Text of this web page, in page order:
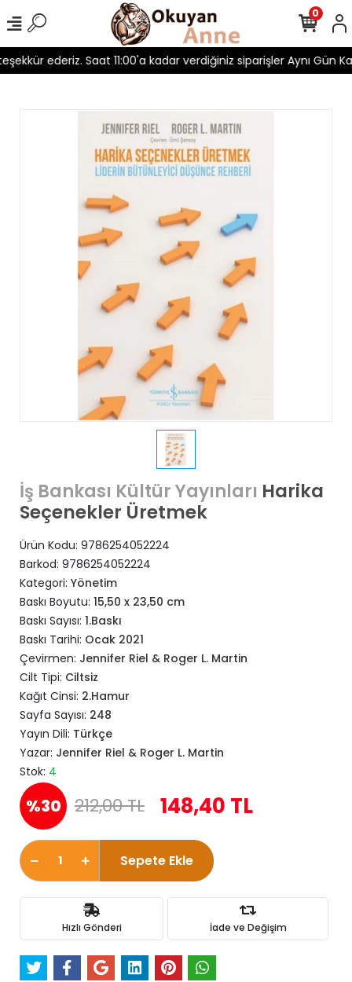
ederiz. Saat 11:00'a kadar verdiğiniz siparişler Aynı Gün
0
İş Bankası Kültür Yayınları Harika
Seçenekler Üretmek
Ürün Kodu: 9786254052224
Barkod: 9786254052224
Kategori: Yönetim
Baskı Boyutu: 15,50 x 23,50 cm
Baskı Sayısı: 1.Baskı
Baskı Tarihi: Ocak 2021
Çevirmen: Jennifer Riel & Roger L. Martin
Cilt Tipi: Ciltsiz
Kağıt Cinsi: 2.Hamur
Sayfa Sayısı: 248
Yayın Dili: Türkçe
Yazar: Jennifer Riel & Roger L. Martin
Stok: 4
%30 212,00 TL 148,40 TL
Sepete Ekle
Hızlı Gönderi İade ve Değişim